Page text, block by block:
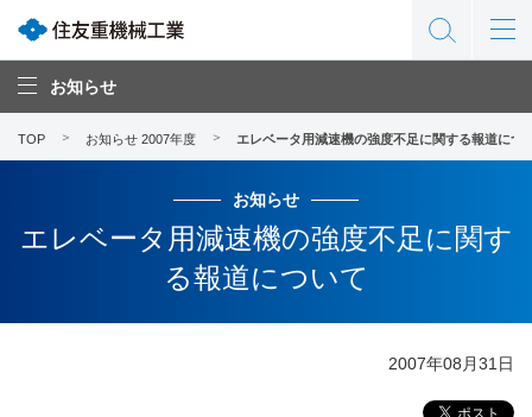
お知らせ
TOP お知らせ 2007年度 エレベータ用減速機の強度不足に関する報道につ
お知らせ
エレベータ用減速機の強度不足に関す
る報道について
2007年08月31日